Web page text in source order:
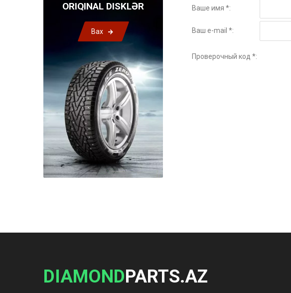
Ваше имя *:
Ваш e-mail *:
Проверочный код *:
ORIQINAL DISKLƏR
Bax
DIAMONDPARTS.AZ